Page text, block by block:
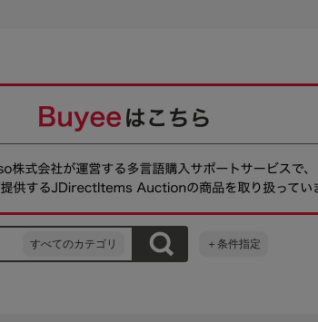
すべてのカテゴリ ＋条件指定